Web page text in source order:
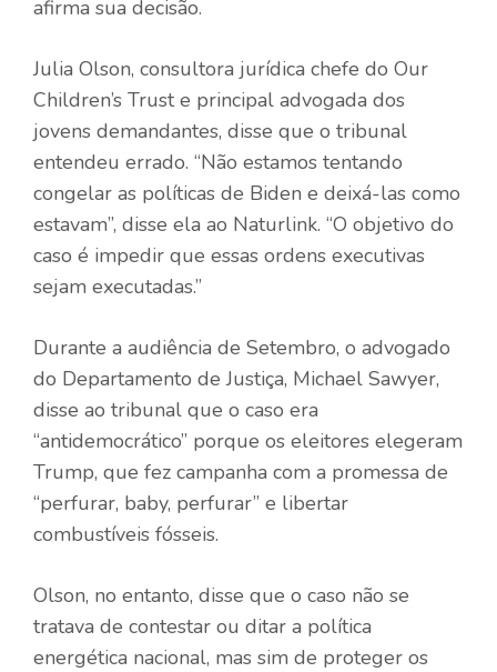
afirma sua decisão.
Julia Olson, consultora jurídica chefe do Our
Children’s Trust e principal advogada dos
jovens demandantes, disse que o tribunal
entendeu errado. “Não estamos tentando
congelar as políticas de Biden e deixá-las como
estavam”, disse ela ao Naturlink. “O objetivo do
caso é impedir que essas ordens executivas
sejam executadas.”
Durante a audiência de Setembro, o advogado
do Departamento de Justiça, Michael Sawyer,
disse ao tribunal que o caso era
“antidemocrático” porque os eleitores elegeram
Trump, que fez campanha com a promessa de
“perfurar, baby, perfurar” e libertar
combustíveis fósseis.
Olson, no entanto, disse que o caso não se
tratava de contestar ou ditar a política
energética nacional, mas sim de proteger os